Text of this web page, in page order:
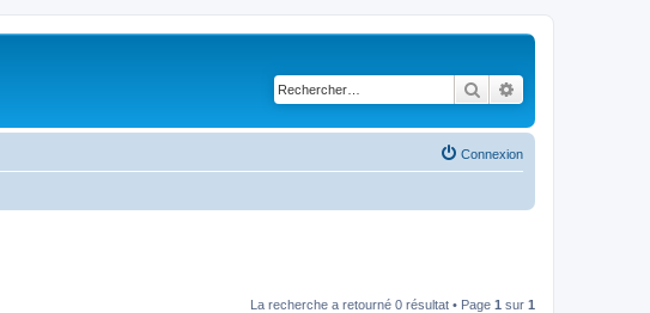
Rechercher
Connexion
La recherche a retourné 0 résultat • Page 1 sur 1